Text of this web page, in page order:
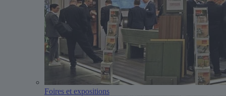
Foires et expositions